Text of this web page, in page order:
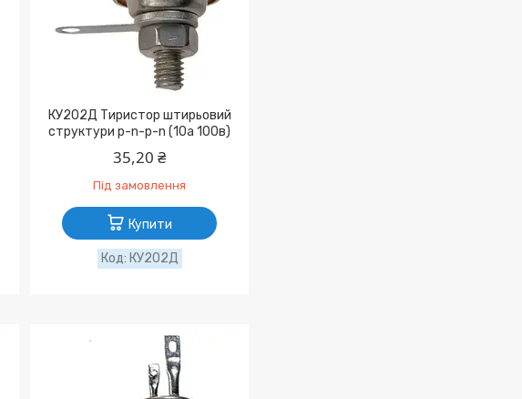
КУ202Д Тиристор штирьовий
структури p-n-p-n (10а 100в)
35,20 ₴
Під замовлення
Купити
КУ202Д